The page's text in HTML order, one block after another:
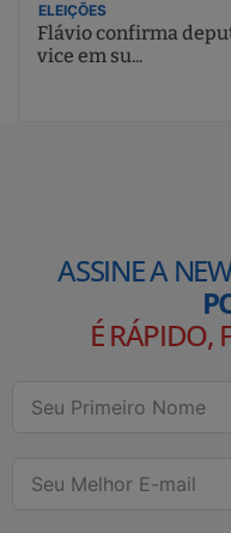
ELEIÇÕES
Flávio confirma
vice em su...
ASSINE A
É RÁPIDO,